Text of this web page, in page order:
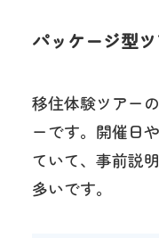
パッケージ型
移住体験ツアー
ーです。開催日
ていて、事前説
多いです。